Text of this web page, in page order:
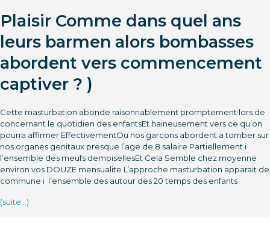
Plaisir Comme dans quel ans
leurs barmen alors bombasses
abordent vers commencement
captiver ? )
Cette masturbation abonde raisonnablement promptement lors de
concernant le quotidien des enfantsEt haineusement vers ce qu’on
pourra affirmer EffectivementOu nos garcons abordent a tomber sur
nos organes genitaux presque l’age de 8 salaire Partiellement i
l’ensemble des meufs demoisellesEt Cela Semble chez moyenne
environ vos DOUZE mensualite L’approche masturbation apparait de
commune i l’ensemble des autour des 20 temps des enfants
(suite…)